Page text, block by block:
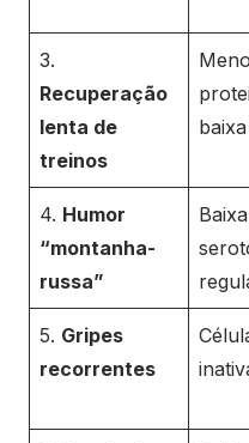
3.
Recuperação
lenta de
treinos
4. Humor
“montanha-
russa”
Baixa
5. Gripes
recorrentes